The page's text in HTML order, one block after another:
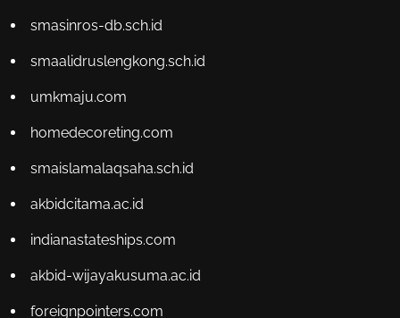
smasinros-db.sch.id
smaalidruslengkong.sch.id
umkmaju.com
homedecoreting.com
smaislamalaqsaha.sch.id
akbidcitama.ac.id
indianastateships.com
akbid-wijayakusuma.ac.id
foreignpointers.com